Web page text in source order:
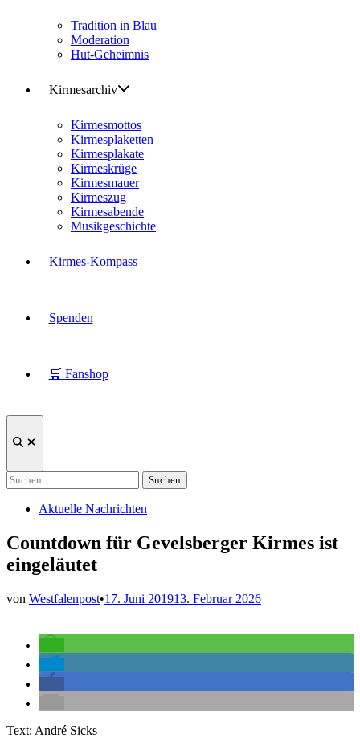
Tradition in Blau
Moderation
Hut-Geheimnis
Kirmesarchiv
Kirmesmottos
Kirmesplaketten
Kirmesplakate
Kirmeskrüge
Kirmesmauer
Kirmeszug
Kirmesabende
Musikgeschichte
Kirmes-Kompass
Spenden
🛒 Fanshop
Suche
Suchen
nach:
Veröffentlicht
Aktuelle Nachrichten
Countdown für Gevelsberger Kirmes ist
eingeläutet
von Westfalenpost•17. Juni 201913. Februar 2026
Text: André Sicks